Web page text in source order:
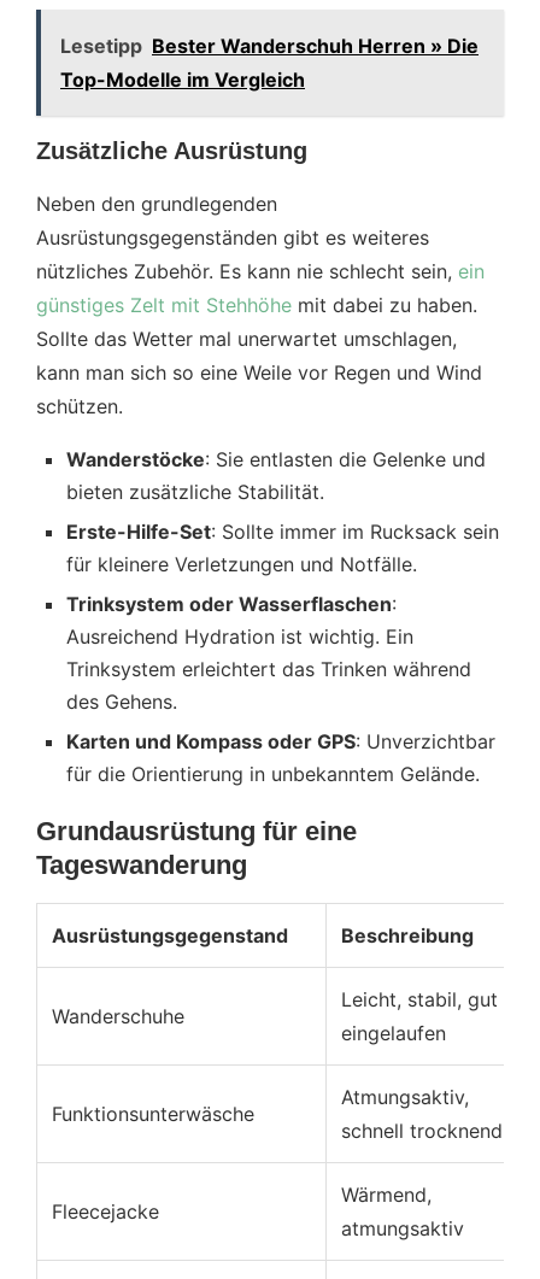
Lesetipp Bester Wanderschuh Herren » Die
Top-Modelle im Vergleich
Zusätzliche Ausrüstung
Neben den grundlegenden
Ausrüstungsgegenständen gibt es weiteres
nützliches Zubehör. Es kann nie schlecht sein, ein
günstiges Zelt mit Stehhöhe mit dabei zu haben.
Sollte das Wetter mal unerwartet umschlagen,
kann man sich so eine Weile vor Regen und Wind
schützen.
Wanderstöcke: Sie entlasten die Gelenke und
bieten zusätzliche Stabilität.
Erste-Hilfe-Set: Sollte immer im Rucksack sein
für kleinere Verletzungen und Notfälle.
Trinksystem oder Wasserflaschen:
Ausreichend Hydration ist wichtig. Ein
Trinksystem erleichtert das Trinken während
des Gehens.
Karten und Kompass oder GPS: Unverzichtbar
für die Orientierung in unbekanntem Gelände.
Grundausrüstung für eine
Tageswanderung
Ausrüstungsgegenstand Beschreibung
Wanderschuhe
Leicht, stabil, gut
eingelaufen
Funktionsunterwäsche
Atmungsaktiv,
schnell trocknend
Fleecejacke
Wärmend,
atmungsaktiv